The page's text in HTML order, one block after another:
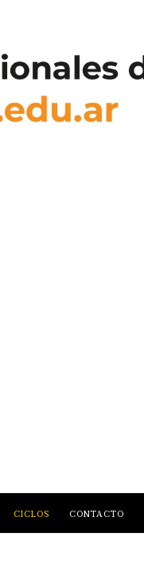
CICLOS CONTACTO